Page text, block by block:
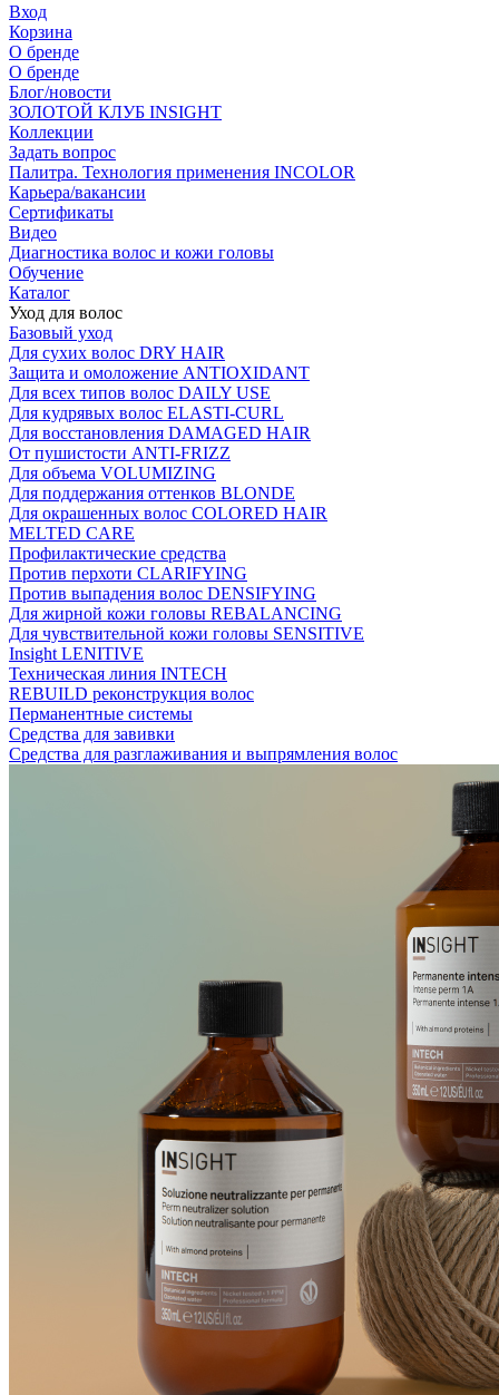
Вход
Корзина
О бренде
О бренде
Блог/новости
ЗОЛОТОЙ КЛУБ INSIGHT
Коллекции
Задать вопрос
Палитра. Технология применения INCOLOR
Карьера/вакансии
Сертификаты
Видео
Диагностика волос и кожи головы
Обучение
Каталог
Уход для волос
Базовый уход
Для сухих волос DRY HAIR
Защита и омоложение ANTIOXIDANT
Для всех типов волос DAILY USE
Для кудрявых волос ELASTI-CURL
Для восстановления DAMAGED HAIR
От пушистости ANTI-FRIZZ
Для объема VOLUMIZING
Для поддержания оттенков BLONDE
Для окрашенных волос COLORED HAIR
MELTED CARE
Профилактические средства
Против перхоти CLARIFYING
Против выпадения волос DENSIFYING
Для жирной кожи головы REBALANCING
Для чувствительной кожи головы SENSITIVE
Insight LENITIVE
Техническая линия INTECH
REBUILD реконструкция волос
Перманентные системы
Средства для завивки
Средства для разглаживания и выпрямления волос